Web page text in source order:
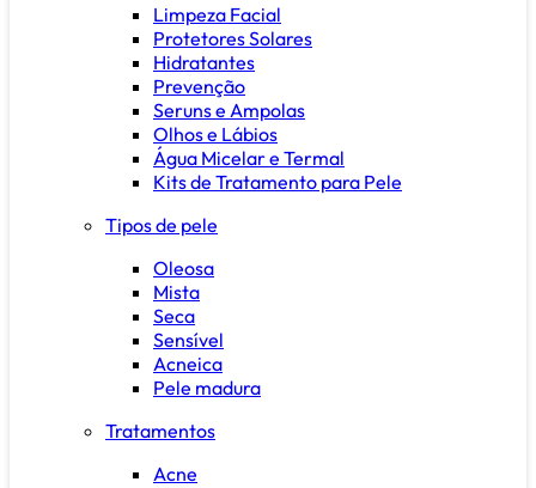
Limpeza Facial
Protetores Solares
Hidratantes
Prevenção
Seruns e Ampolas
Olhos e Lábios
Água Micelar e Termal
Kits de Tratamento para Pele
Tipos de pele
Oleosa
Mista
Seca
Sensível
Acneica
Pele madura
Tratamentos
Acne